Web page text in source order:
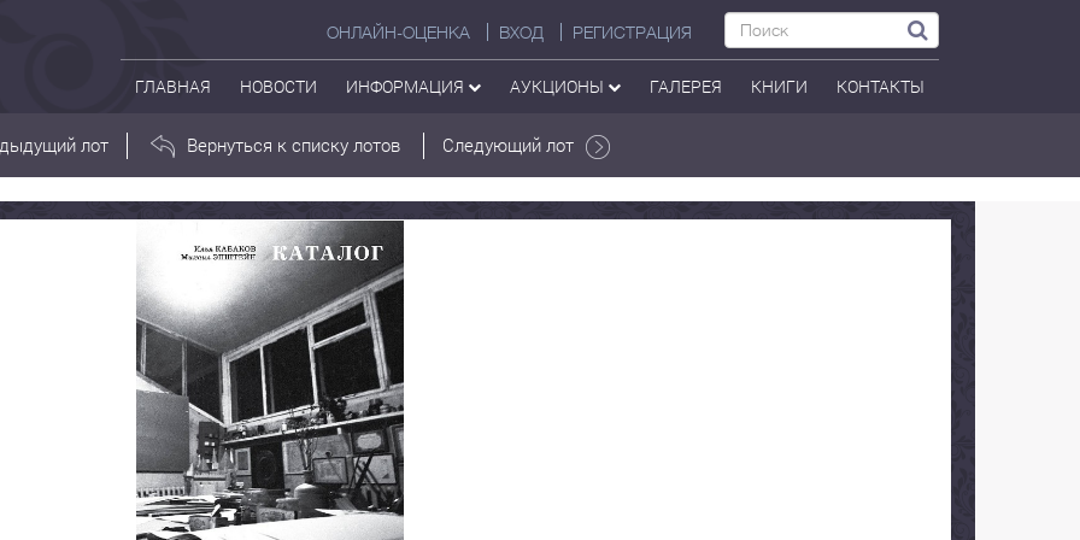
ОНЛАЙН-ОЦЕНКА ВХОД РЕГИСТРАЦИЯ
ГЛАВНАЯ НОВОСТИ ИНФОРМАЦИЯ АУКЦИОНЫ ГАЛЕРЕЯ КНИГИ КОНТАКТЫ
лот Вернуться к списку лотов Следующий лот